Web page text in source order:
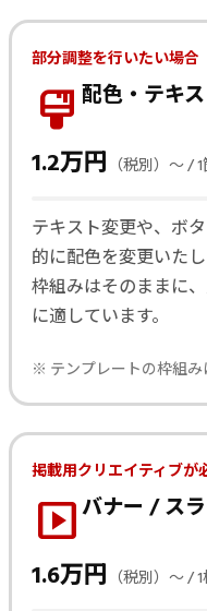
部分調整を行いたい場合
format_paint 配色・テキ
1.2万円 （税別）〜 /
テキスト変更や、ボ
的に配色を変更いた
枠組みはそのままに
に適しています。
※ テンプレートの枠組
掲載用クリエイティブが
slideshowバナー / ス
1.6万円 （税別）〜 /